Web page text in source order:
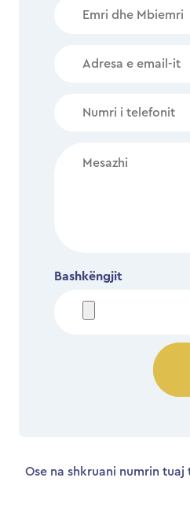
Bashkëngjit
Ose na shkruani numrin